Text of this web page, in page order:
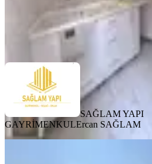
SAĞLAM YAPI GAYRİMENKUL
SAĞLAM YAPI
GAYRİMENKULErcan SAĞLAM